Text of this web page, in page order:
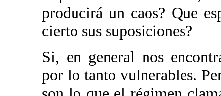
producirá un caos? Que
cierto sus suposiciones?
Si, en general nos
por lo tanto vulnerables.